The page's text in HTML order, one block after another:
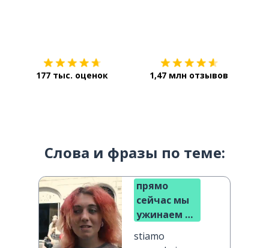
177 тыс. оценок 1,47 млн отзывов
Слова и фразы по теме:
прямо
сейчас мы
ужинаем в
stiamo